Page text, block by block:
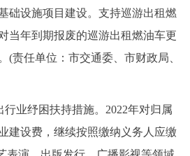
础设施项目建设。支持巡游出租燃
当年到期报废的巡游出租燃油车更
(责任单位：市交通委、市财政局、
业纾困扶持措施。2022年对归属
建设费，继续按照缴纳义务人应缴